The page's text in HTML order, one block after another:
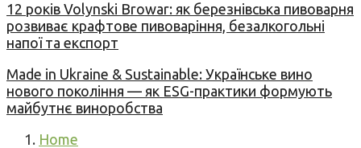
12 років Volynski Browar: як березнівська пивоварня
розвиває крафтове пивоваріння, безалкогольні
напої та експорт
Made in Ukraine & Sustainable: Українське вино
нового покоління — як ESG-практики формують
майбутнє виноробства
Home